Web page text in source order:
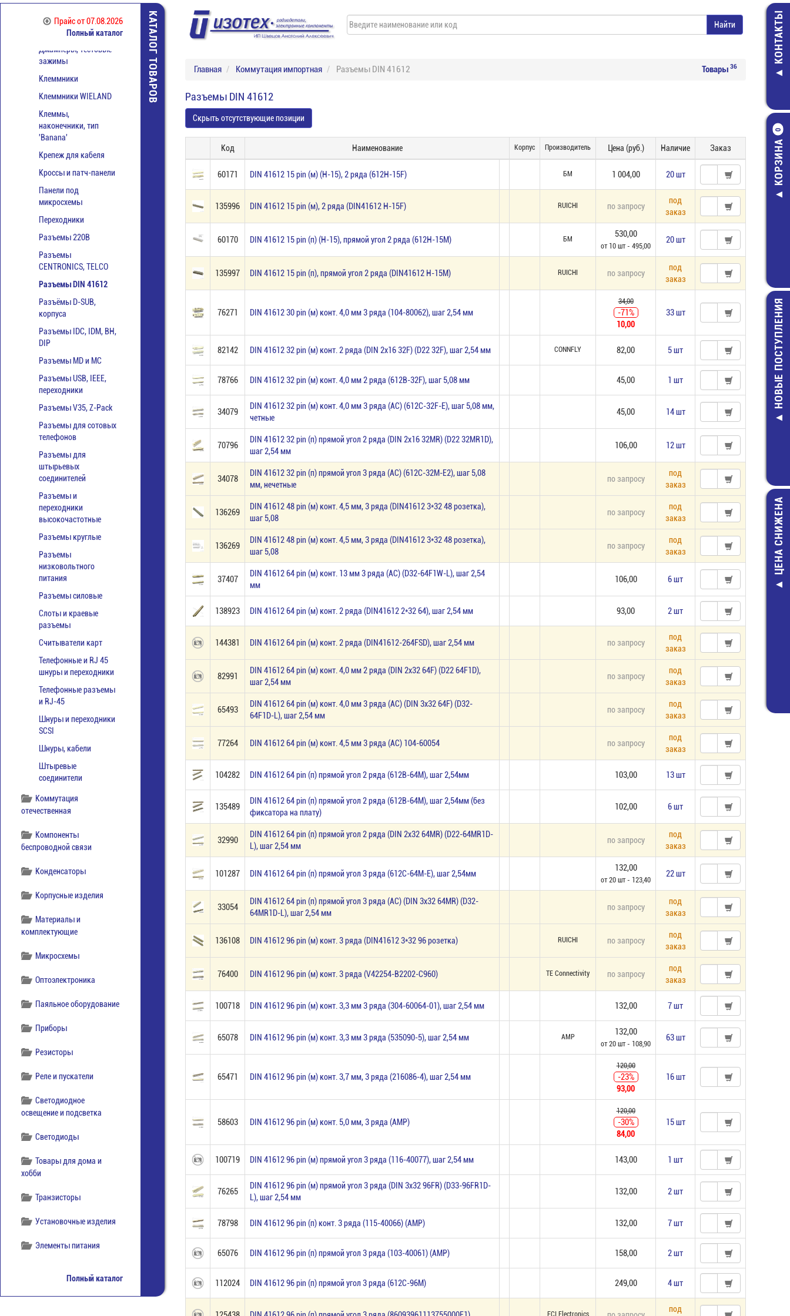
Прайсот 07.08.2026
Полный каталог
Вентиляторы
Выключатели,
тумблеры, кнопки
Джамперы, тестовые
зажимы
Клеммники
Клеммники WIELAND
Клеммы,
наконечники, тип
'Banana'
Крепеж для кабеля
Кроссы и патч-панели
Панели под
микросхемы
Переходники
Разъемы 220В
Разъемы
CENTRONICS, TELCO
Разъемы DIN 41612
Разъёмы D-SUB,
корпуса
Разъемы IDC, IDM, BH,
DIP
Разъемы MD и МС
Разъемы USB, IEEE,
переходники
Разъемы V35, Z-Pack
Разъемы для сотовых
телефонов
Разъемы для
штырьевых
соединителей
Разъемы и
переходники
высокочастотные
Разъемы круглые
Разъемы
низковольтного
питания
Разъемы силовые
Слоты и краевые
разъемы
Считыватели карт
Телефонные и RJ 45
шнуры и переходники
Телефонные разъемы
и RJ-45
Шнуры и переходники
SCSI
Шнуры, кабели
Штыревые
соединители
Коммутация
отечественная
Компоненты
беспроводной связи
Конденсаторы
Корпусные изделия
Материалы и
комплектующие
Микросхемы
Оптоэлектроника
Паяльное оборудование
Приборы
Резисторы
Реле и пускатели
Светодиодное
освещение и подсветка
Светодиоды
Товары для дома и
хобби
Транзисторы
Установочные изделия
Элементы питания
Полный каталог
КАТАЛОГ ТОВАРОВ КОНТАКТЫ
КОРЗИНА
0
BC546B
4,00 руб.
НОВЫЕ ПОСТУПЛЕНИЯ
лента
розовый (12В,
Светодиодная
ЦЕНА СНИЖЕНА
Главная Коммутация импортная Разъемы DIN 41612 Товары 36
Разъемы DIN 41612
Скрыть отсутствующие позиции
Код Наименование Корпус Производитель Цена (руб.) Наличие Заказ
60171 DIN 41612 15 pin (м) (H-15), 2 ряда (612H-15F) БМ 1 004,00 20 шт
135996 DIN 41612 15 pin (м), 2 ряда (DIN41612 H-15F) RUICHI по запросу
под
заказ
60170 DIN 41612 15 pin (п) (H-15), прямой угол 2 ряда (612H-15M) БМ
530,00
от 10 шт - 495,00
20 шт
135997 DIN 41612 15 pin (п), прямой угол 2 ряда (DIN41612 H-15M) RUICHI по запросу
под
заказ
76271 DIN 41612 30 pin (м) конт. 4,0 мм 3 ряда (104-80062), шаг 2,54 мм
34,00
-71%
10,00
33 шт
82142 DIN 41612 32 pin (м) конт. 2 ряда (DIN 2х16 32F) (D22 32F), шаг 2,54 мм CONNFLY 82,00 5 шт
78766 DIN 41612 32 pin (м) конт. 4,0 мм 2 ряда (612B-32F), шаг 5,08 мм 45,00 1 шт
34079
DIN 41612 32 pin (м) конт. 4,0 мм 3 ряда (AC) (612C-32F-E), шаг 5,08 мм,
четные
45,00 14 шт
70796
DIN 41612 32 pin (п) прямой угол 2 ряда (DIN 2х16 32MR) (D22 32MR1D),
шаг 2,54 мм
106,00 12 шт
34078
DIN 41612 32 pin (п) прямой угол 3 ряда (AC) (612C-32M-E2), шaг 5,08
мм, нечетные
по запросу
под
заказ
136269
DIN 41612 48 pin (м) конт. 4,5 мм, 3 ряда (DIN41612 3*32 48 розетка),
шаг 5,08
по запросу
под
заказ
136269
DIN 41612 48 pin (м) конт. 4,5 мм, 3 ряда (DIN41612 3*32 48 розетка),
шаг 5,08
по запросу
под
заказ
37407
DIN 41612 64 pin (м) конт. 13 мм 3 ряда (AC) (D32-64F1W-L), шаг 2,54
мм
106,00 6 шт
138923 DIN 41612 64 pin (м) конт. 2 ряда (DIN41612 2*32 64), шаг 2,54 мм 93,00 2 шт
144381 DIN 41612 64 pin (м) конт. 2 ряда (DIN41612-264FSD), шаг 2,54 мм по запросу
под
заказ
82991
DIN 41612 64 pin (м) конт. 4,0 мм 2 ряда (DIN 2х32 64F) (D22 64F1D),
шаг 2,54 мм
по запросу
под
заказ
65493
DIN 41612 64 pin (м) конт. 4,0 мм 3 ряда (AC) (DIN 3х32 64F) (D32-
64F1D-L), шаг 2,54 мм
по запросу
под
заказ
77264 DIN 41612 64 pin (м) конт. 4,5 мм 3 ряда (AC) 104-60054 по запросу
под
заказ
104282 DIN 41612 64 pin (п) прямой угол 2 ряда (612B-64M), шаг 2,54мм 103,00 13 шт
135489
DIN 41612 64 pin (п) прямой угол 2 ряда (612B-64M), шаг 2,54мм (без
фиксатора на плату)
102,00 6 шт
32990
DIN 41612 64 pin (п) прямой угол 2 ряда (DIN 2х32 64MR) (D22-64MR1D-
L), шаг 2,54 мм
по запросу
под
заказ
101287 DIN 41612 64 pin (п) прямой угол 3 ряда (612C-64M-E), шаг 2,54мм
132,00
от 20 шт - 123,40
22 шт
33054
DIN 41612 64 pin (п) прямой угол 3 ряда (AC) (DIN 3х32 64MR) (D32-
64MR1D-L), шаг 2,54 мм
по запросу
под
заказ
136108 DIN 41612 96 pin (м) конт. 3 ряда (DIN41612 3*32 96 розетка) RUICHI по запросу
под
заказ
76400 DIN 41612 96 pin (м) конт. 3 ряда (V42254-B2202-C960) TE Connectivity по запросу
под
заказ
100718 DIN 41612 96 pin (м) конт. 3,3 мм 3 ряда (304-60064-01), шаг 2,54 мм 132,00 7 шт
65078 DIN 41612 96 pin (м) конт. 3,3 мм 3 ряда (535090-5), шаг 2,54 мм AMP
132,00
от 20 шт - 108,90
63 шт
65471 DIN 41612 96 pin (м) конт. 3,7 мм, 3 ряда (216086-4), шаг 2,54 мм
120,00
-23%
93,00
16 шт
58603 DIN 41612 96 pin (м) конт. 5,0 мм, 3 ряда (AMP)
120,00
-30%
84,00
15 шт
100719 DIN 41612 96 pin (м) прямой угол 3 ряда (116-40077), шаг 2,54 мм 143,00 1 шт
76265
DIN 41612 96 pin (м) прямой угол 3 ряда (DIN 3х32 96FR) (D33-96FR1D-
L), шаг 2,54 мм
132,00 2 шт
78798 DIN 41612 96 pin (п) конт. 3 ряда (115-40066) (AMP) 132,00 7 шт
65076 DIN 41612 96 pin (п) прямой угол 3 ряда (103-40061) (AMP) 158,00 2 шт
112024 DIN 41612 96 pin (п) прямой угол 3 ряда (612C-96M) 249,00 4 шт
FCI Electronics
под